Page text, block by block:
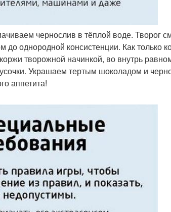
чернослив в тёплой воде. Творог
однородной консистенции. Как только
творожной начинкой, во внутрь
Украшаем тертым шоколадом и
аппетита!